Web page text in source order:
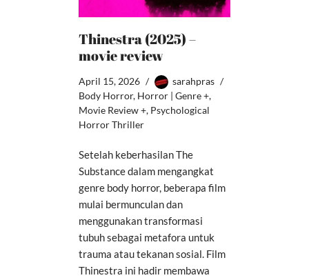
Thinestra (2025) –
movie review
April 15, 2026
sarahpras
Body Horror, Horror | Genre +,
Movie Review +, Psychological
Horror Thriller
Setelah keberhasilan The
Substance dalam mengangkat
genre body horror, beberapa film
mulai bermunculan dan
menggunakan transformasi
tubuh sebagai metafora untuk
trauma atau tekanan sosial. Film
Thinestra ini hadir membawa